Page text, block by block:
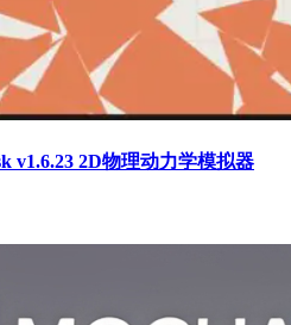
v1.6.23 2D物理动力学模拟器